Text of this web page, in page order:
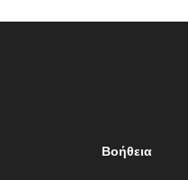
Βοήθεια